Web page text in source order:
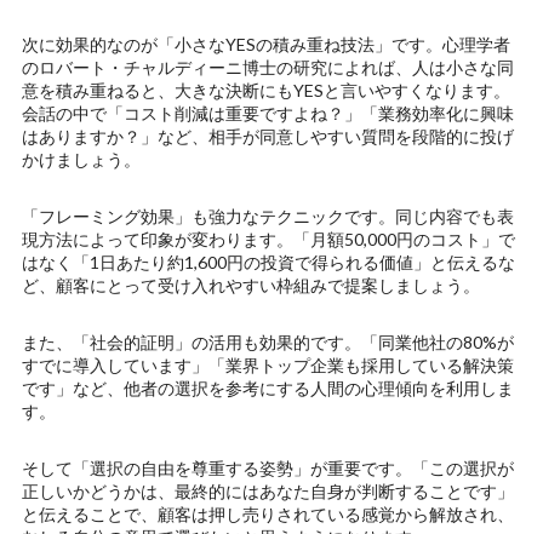
次に効果的なのが「小さなYESの積み重ね技法」です。心理学者
のロバート・チャルディーニ博士の研究によれば、人は小さな同
意を積み重ねると、大きな決断にもYESと言いやすくなります。
会話の中で「コスト削減は重要ですよね？」「業務効率化に興味
はありますか？」など、相手が同意しやすい質問を段階的に投げ
かけましょう。
「フレーミング効果」も強力なテクニックです。同じ内容でも表
現方法によって印象が変わります。「月額50,000円のコスト」で
はなく「1日あたり約1,600円の投資で得られる価値」と伝えるな
ど、顧客にとって受け入れやすい枠組みで提案しましょう。
また、「社会的証明」の活用も効果的です。「同業他社の80%が
すでに導入しています」「業界トップ企業も採用している解決策
です」など、他者の選択を参考にする人間の心理傾向を利用しま
す。
そして「選択の自由を尊重する姿勢」が重要です。「この選択が
正しいかどうかは、最終的にはあなた自身が判断することです」
と伝えることで、顧客は押し売りされている感覚から解放され、